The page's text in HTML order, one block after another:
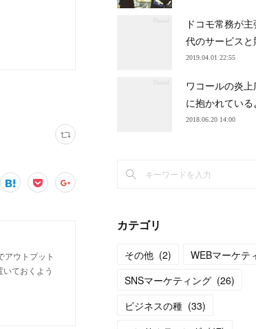
アウトプット
ておくよう
ドコモ常務が
代のサービスと
2019.04.01 22:55
ワコールの炎
に抱かれてい
2018.06.20 14:00
カテゴリ
その他 (2) WEBマーケテ
SNSマーケティング (26)
ビジネスの種 (33)